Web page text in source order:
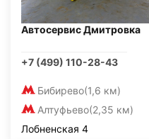
Автосервис Дмитровка
+7 (499) 110-28-43
Бибирево(1,6 км)
Алтуфьево(2,35 км)
Лобненская 4